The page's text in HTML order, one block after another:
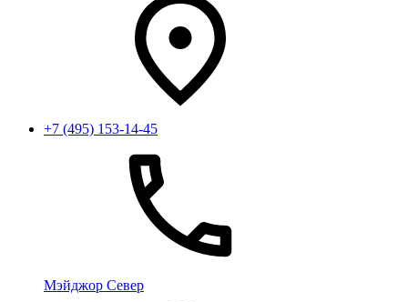
+7 (495) 153-14-45
Мэйджор Север